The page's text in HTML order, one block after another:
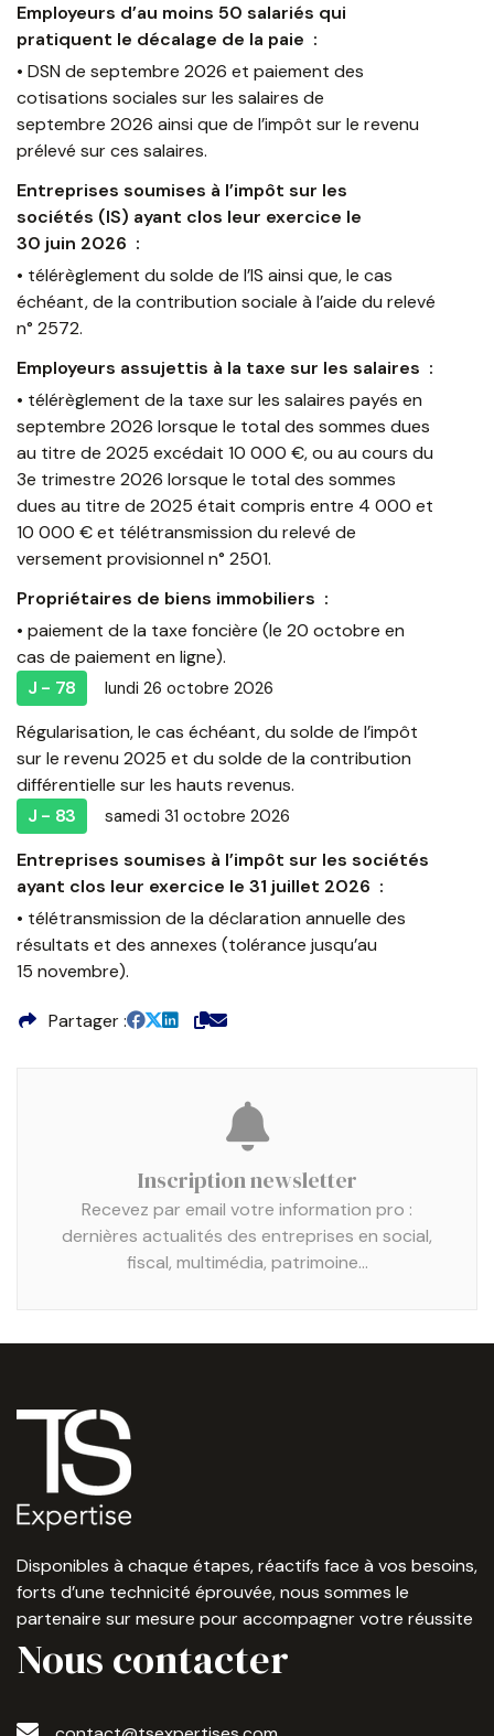
Employeurs d’au moins 50 salariés qui
pratiquent le décalage de la paie :
• DSN de septembre 2026 et paiement des
cotisations sociales sur les salaires de
septembre 2026 ainsi que de l’impôt sur le revenu
prélevé sur ces salaires.
Entreprises soumises à l’impôt sur les
sociétés (IS) ayant clos leur exercice le
30 juin 2026 :
• télérèglement du solde de l’IS ainsi que, le cas
échéant, de la contribution sociale à l’aide du relevé
n° 2572.
Employeurs assujettis à la taxe sur les salaires :
• télérèglement de la taxe sur les salaires payés en
septembre 2026 lorsque le total des sommes dues
au titre de 2025 excédait 10 000 €, ou au cours du
3e trimestre 2026 lorsque le total des sommes
dues au titre de 2025 était compris entre 4 000 et
10 000 € et télétransmission du relevé de
versement provisionnel n° 2501.
Propriétaires de biens immobiliers :
• paiement de la taxe foncière (le 20 octobre en
cas de paiement en ligne).
J - 78
lundi 26 octobre 2026
Régularisation, le cas échéant, du solde de l’impôt
sur le revenu 2025 et du solde de la contribution
différentielle sur les hauts revenus.
J - 83
samedi 31 octobre 2026
Entreprises soumises à l’impôt sur les sociétés
ayant clos leur exercice le 31 juillet 2026 :
• télétransmission de la déclaration annuelle des
résultats et des annexes (tolérance jusqu’au
15 novembre).
Partager
Inscription newsletter
Recevez par email votre information pro :
dernières actualités des entreprises en social,
fiscal, multimédia, patrimoine...
Disponibles à chaque étapes, réactifs face à vos besoins,
forts d’une technicité éprouvée, nous sommes le
partenaire sur mesure pour accompagner votre réussite
Nous contacter